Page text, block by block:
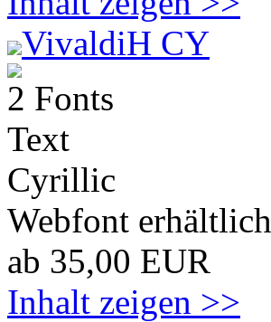
VivaldiH CY
2 Fonts
Text
Cyrillic
Webfont erhältlich
ab 35,00 EUR
Inhalt zeigen >>